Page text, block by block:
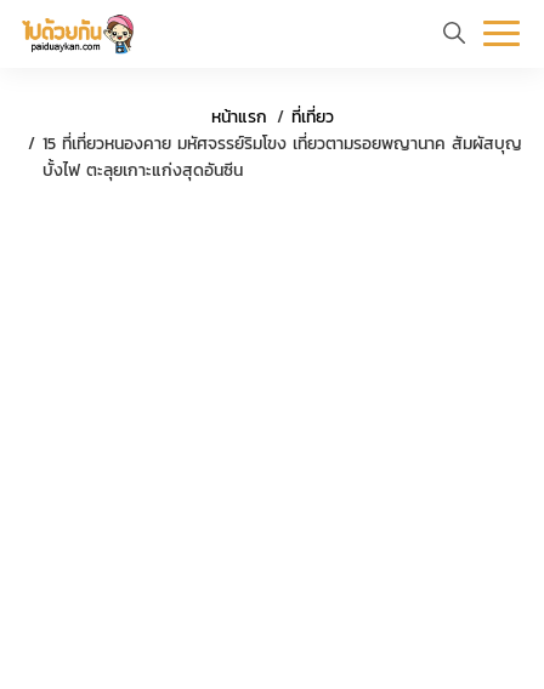
แรกท่อง เที่ยวอย่าง
หน้าแรก
ที่เที่ยว
15 ที่เที่ยวหนองคาย มหัศจรรย์ริมโขง เที่ยวตามรอยพญานาค สัมผัสบุญ
บั้งไฟ ตะลุยเกาะแก่งสุดอันซีน